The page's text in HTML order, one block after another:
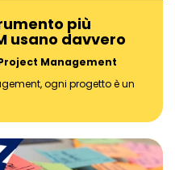
più
usano davvero
Management
ogni progetto è un